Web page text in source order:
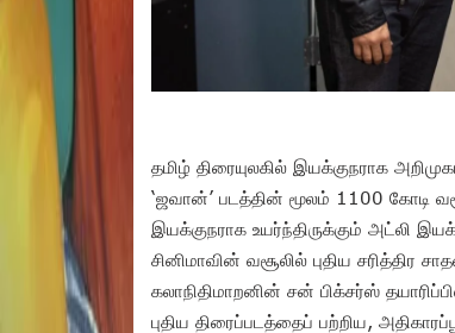
தமிழ் திரையுலகில் இயக்குநராக
‘ஜவான்’ படத்தின் மூலம் 1100 கோடி
இயக்குநராக உயர்ந்திருக்கும் அட்லி
சினிமாவின் வசூலில் புதிய சரித்திர
கலாநிதிமாறனின் சன் பிக்சர்ஸ்
புதிய திரைப்படத்தைப் பற்றிய,